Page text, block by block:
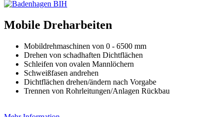
Mobile Dreharbeiten
Mobildrehmaschinen von 0 - 6500 mm
Drehen von schadhaften Dichtflächen
Schleifen von ovalen Mannlöchern
Schweißfasen andrehen
Dichtflächen drehen/ändern nach Vorgabe
Trennen von Rohrleitungen/Anlagen Rückbau